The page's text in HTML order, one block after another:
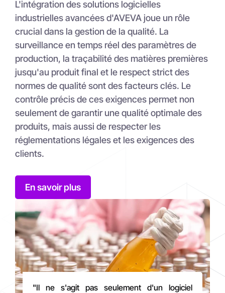
L'intégration des solutions logicielles
industrielles avancées d'AVEVA joue un rôle
crucial dans la gestion de la qualité. La
surveillance en temps réel des paramètres de
production, la traçabilité des matières premières
jusqu'au produit final et le respect strict des
normes de qualité sont des facteurs clés. Le
contrôle précis de ces exigences permet non
seulement de garantir une qualité optimale des
produits, mais aussi de respecter les
réglementations légales et les exigences des
clients.
En savoir plus
"Il ne s'agit pas seulement d'un logiciel